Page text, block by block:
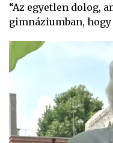
“Az egyetlen dolog,
gimnáziumban,